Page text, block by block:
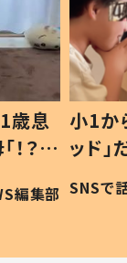
歳息
？」
編集部
小1か
ッド
作り
#令和
SNSで